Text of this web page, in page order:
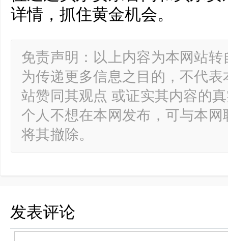
详情，抓住黄金机会。
免责声明：以上内容为本网站
为传递更多信息之目的，不代
站赞同其观点 或证实其内容的
个人不想在本网发布，可与本
将其撤除。
发表评论